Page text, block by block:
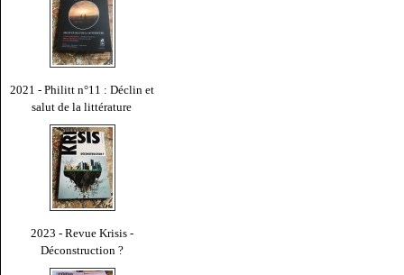
2021 - Philitt n°11 : Déclin et
salut de la littérature
2023 - Revue Krisis -
Déconstruction ?